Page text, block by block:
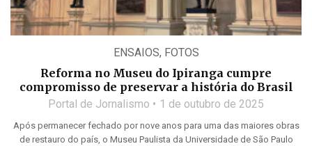
ENSAIOS, FOTOS
Reforma no Museu do Ipiranga cumpre
compromisso de preservar a história do Brasil
Portal de Jornalismo 1 de outubro de 2025
Após permanecer fechado por nove anos para uma das maiores obras
de restauro do país, o Museu Paulista da Universidade de São Paulo